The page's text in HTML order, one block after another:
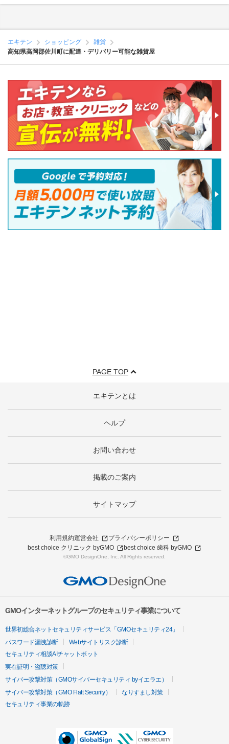
エキテン ショッピング
雑貨
高知県高岡郡佐川町に配達・デリバリー可能な雑貨屋
PAGE TOP
エキテンとは
ヘルプ
お問い合わせ
掲載のご案内
サイトマップ
利用規約運営会社
プライバシーポリシー
best choice クリニック byGMO
best choice 歯科 byGMO
©GMO DesignOne, Inc. All Rights reserved.
GMOインターネットグループのセキュリティ事業について
世界初総合ネットセキュリティサービス「GMOセキュリティ24」
パスワード漏洩診断
Webサイトリスク診断
セキュリティ相談AIチャットボット
実在証明・盗聴対策
サイバー攻撃対策（GMOサイバーセキュリティ byイエラエ）
サイバー攻撃対策（GMO Flatt Security）
なりすまし対策
セキュリティ事業の軌跡